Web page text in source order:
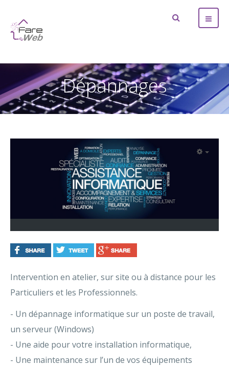
Dépannages
Intervention en atelier, sur site ou à distance pour les
Particuliers et les Professionnels.
- Un dépannage informatique sur un poste de travail,
un serveur (Windows)
- Une aide pour votre installation informatique,
- Une maintenance sur l’un de vos équipements